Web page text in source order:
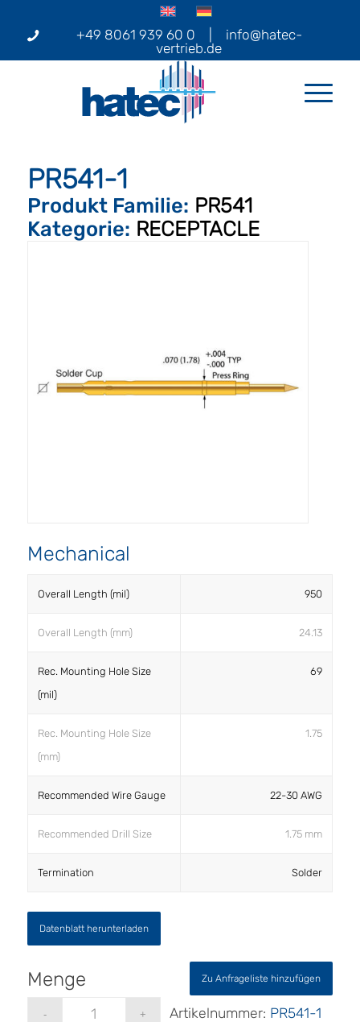
+49 8061 939 60 0
info@hatec-
vertrieb.de
PR541-1
Produkt Familie: PR541
Kategorie: RECEPTACLE
Mechanical
Overall Length (mil) 950
Overall Length (mm) 24.13
Rec. Mounting Hole Size
(mil)
69
Rec. Mounting Hole Size
(mm)
1.75
Recommended Wire Gauge 22-30 AWG
Recommended Drill Size 1.75 mm
Termination Solder
Datenblatt herunterladen
Zu Anfrageliste hinzufügen
Artikelnummer: PR541-1